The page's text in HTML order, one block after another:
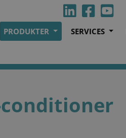
PRODUKTER SERVICES